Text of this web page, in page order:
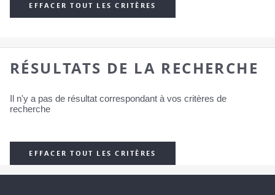
EFFACER TOUT LES CRITÈRES
RÉSULTATS DE LA RECHERCHE
Il n'y a pas de résultat correspondant à vos critères de
recherche
EFFACER TOUT LES CRITÈRES